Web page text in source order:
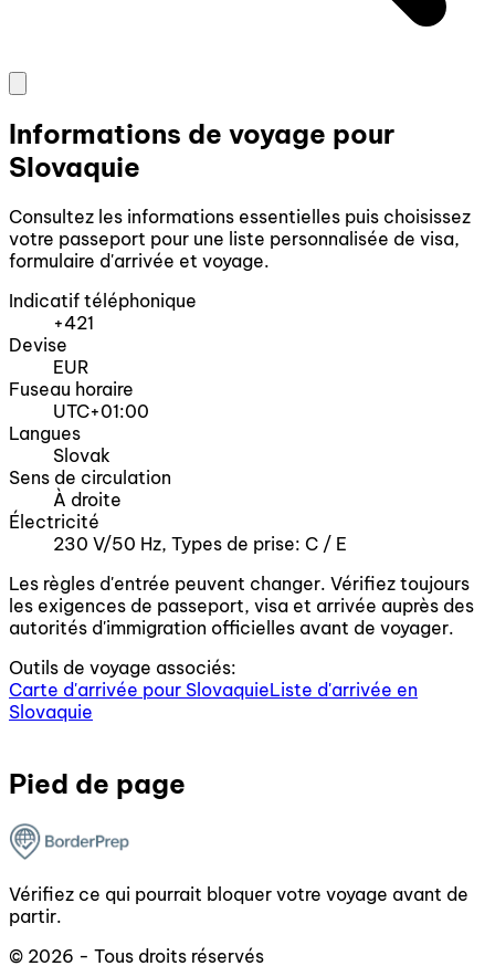
Informations de voyage pour
Slovaquie
Consultez les informations essentielles puis choisissez
votre passeport pour une liste personnalisée de visa,
formulaire d'arrivée et voyage.
Indicatif téléphonique
+421
Devise
EUR
Fuseau horaire
UTC+01:00
Langues
Slovak
Sens de circulation
À droite
Électricité
230 V/50 Hz, Types de prise: C / E
Les règles d'entrée peuvent changer. Vérifiez toujours
les exigences de passeport, visa et arrivée auprès des
autorités d'immigration officielles avant de voyager.
Outils de voyage associés:
Carte d'arrivée pour SlovaquieListe d'arrivée en
Slovaquie
Pied de page
Vérifiez ce qui pourrait bloquer votre voyage avant de
partir.
© 2026 - Tous droits réservés